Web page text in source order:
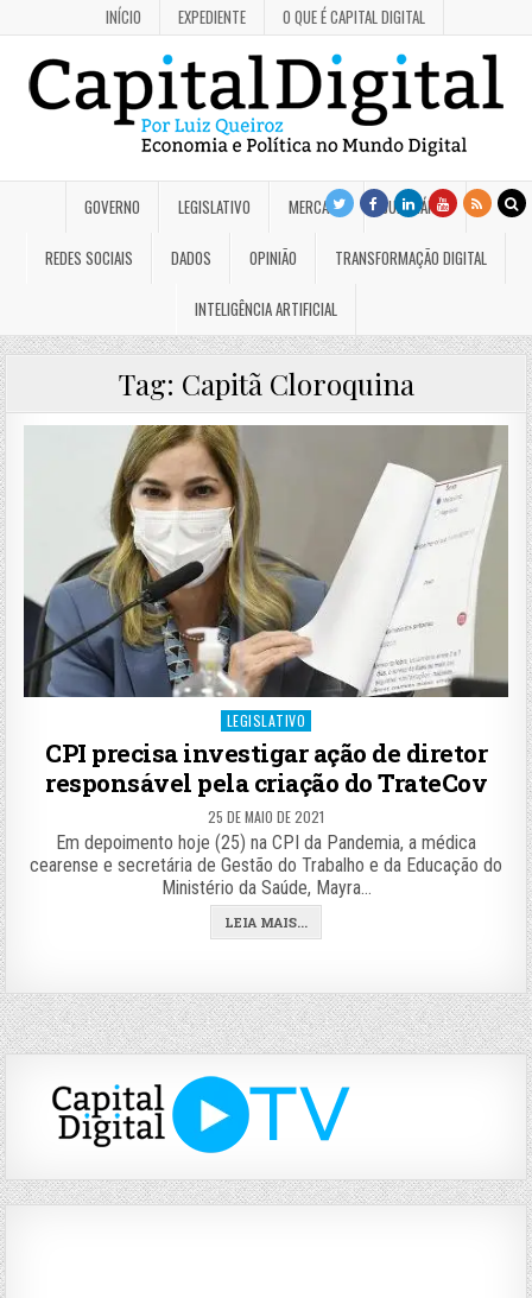
INÍCIO EXPEDIENTE O QUE É CAPITAL DIGITAL
GOVERNO LEGISLATIVO MERCADO JUDICIÁRIO
REDES SOCIAIS DADOS OPINIÃO TRANSFORMAÇÃO DIGITAL
INTELIGÊNCIA ARTIFICIAL
Tag: Capitã Cloroquina
Posted
LEGISLATIVO
CPI precisa investigar ação de diretor
responsável pela criação do TrateCov
25 DE MAIO DE 2021
Em depoimento hoje (25) na CPI da Pandemia, a médica
cearense e secretária de Gestão do Trabalho e da Educação do
Ministério da Saúde, Mayra…
LEIA MAIS...